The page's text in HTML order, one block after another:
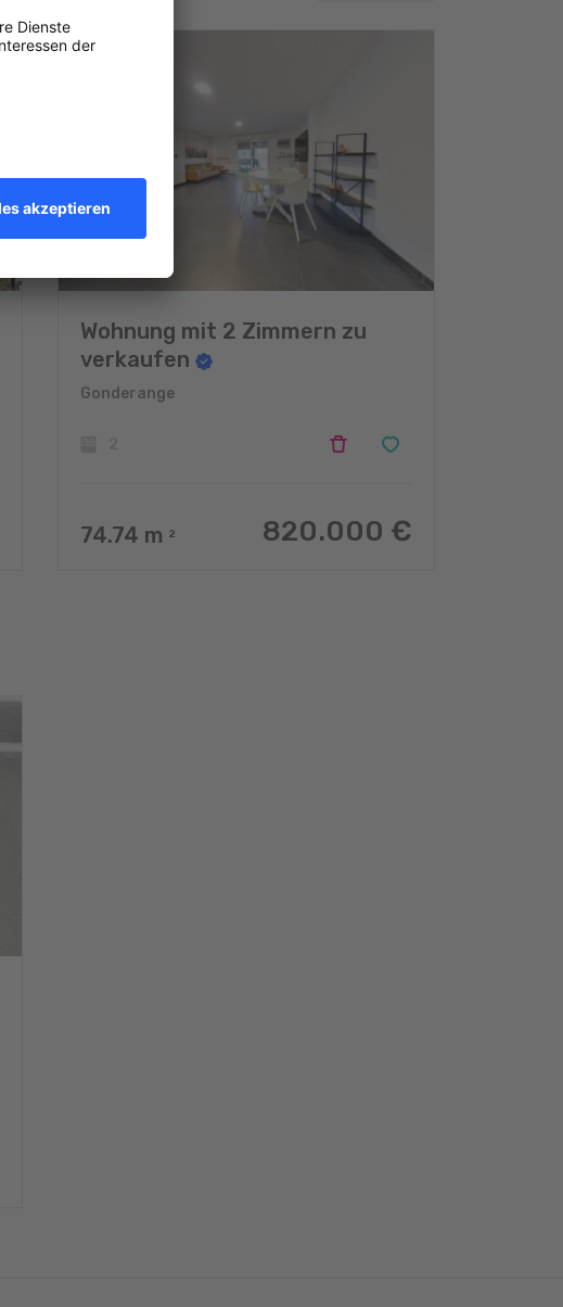
Wohnung mit 2 Zimmern zu
verkaufen
Gonderange
74.74 m 2 820.000 €